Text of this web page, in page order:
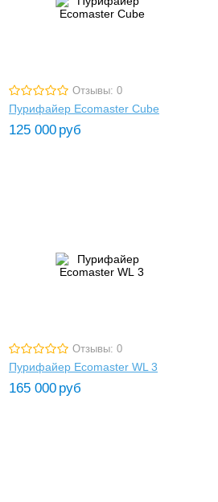
Отзывы: 0
Пурифайер Ecomaster Cube
125 000 руб
Отзывы: 0
Пурифайер Ecomaster WL 3
165 000 руб